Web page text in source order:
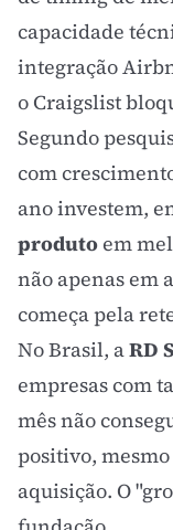
capacidade
integração
o Craigslist
Segundo
com
ano investem,
produtoem
não apenas em
começa pela
No Brasil, aRD
empresas com
mês não
positivo,
aquisição. O